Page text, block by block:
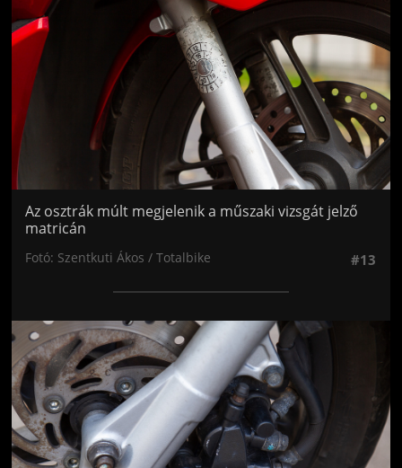
Az osztrák múlt megjelenik a műszaki vizsgát jelző
matricán
Fotó: Szentkuti Ákos / Totalbike #13
Jön még kép!